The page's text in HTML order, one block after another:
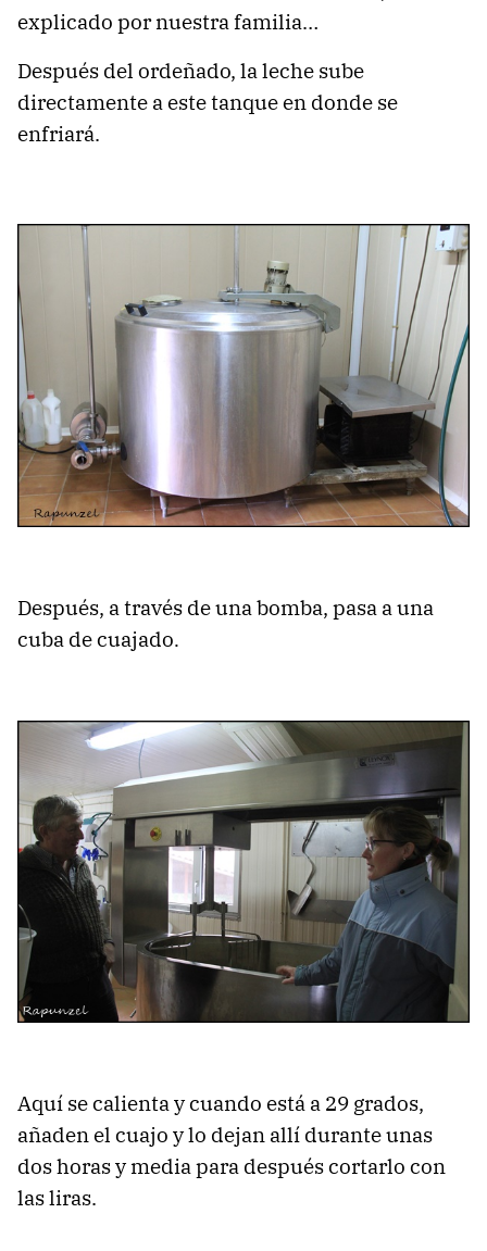
explicado por nuestra familia…
Después del ordeñado, la leche sube
directamente a este tanque en donde se
enfriará.
Después, a través de una bomba, pasa a una
cuba de cuajado.
Aquí se calienta y cuando está a 29 grados,
añaden el cuajo y lo dejan allí durante unas
dos horas y media para después cortarlo con
las liras.